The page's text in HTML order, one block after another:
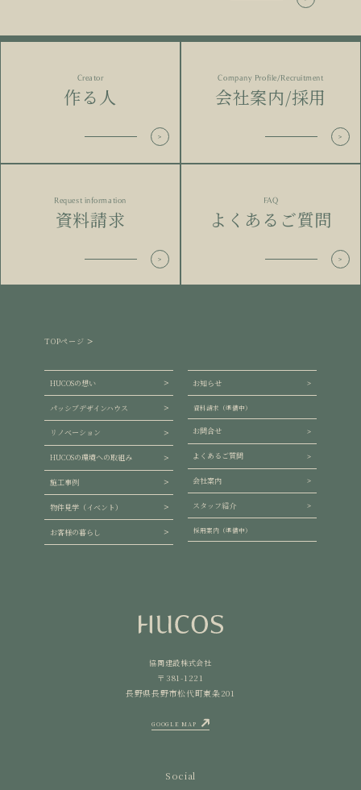
Creator
作る人
Company Profile/Recruitment
会社案内/採用
Request information
資料請求
FAQ
よくあるご質問
協同建設株式会社
〒381-1221
長野県長野市松代町東条201
GOOGLE MAP
Social
TOPページ
HUCOSの想い
パッシブデザインハウス
リノベーション
HUCOSの環境への取組み
施工事例
物件見学（イベント）
お客様の暮らし
お知らせ
資料請求（準備中）
お問合せ
よくあるご質問
会社案内
スタッフ紹介
採用案内（準備中）